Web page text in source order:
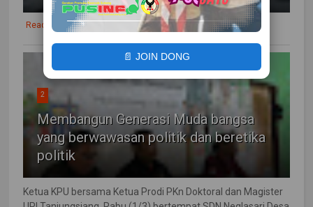
Readmore
2
Membangun Generasi Muda bangsa
yang berwawasan politik dan beretika
politik
Ketua KPU bersama Ketua Prodi PKn Doktoral dan Magister
📄 JOIN DONG